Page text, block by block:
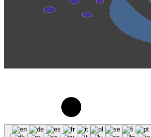
использовании материалов сайта
ссылка на источник обязательна.